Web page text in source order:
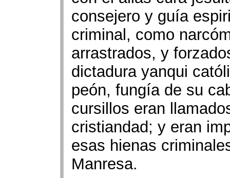
consejero y guía
criminal, como
arrastrados, y
dictadura yanqui
peón, fungía de su
cursillos eran
cristiandad; y eran
esas hienas
Manresa.